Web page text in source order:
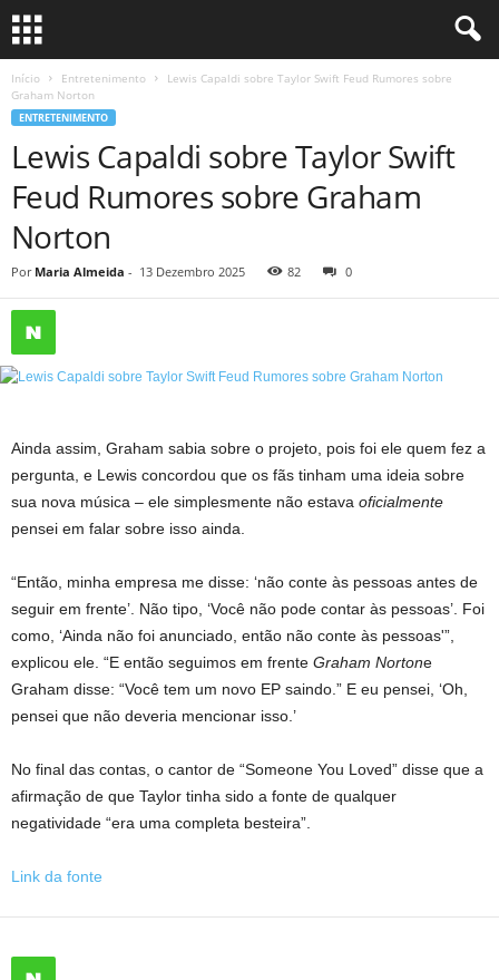
Início Entretenimento
Lewis Capaldi sobre Taylor Swift Feud Rumores sobre
Graham Norton
ENTRETENIMENTO
Lewis Capaldi sobre Taylor Swift
Feud Rumores sobre Graham
Norton
Por Maria Almeida - 13 Dezembro 2025 82 0
Ainda assim, Graham sabia sobre o projeto, pois foi ele quem fez a
pergunta, e Lewis concordou que os fãs tinham uma ideia sobre
sua nova música – ele simplesmente não estava oficialmente
pensei em falar sobre isso ainda.
“Então, minha empresa me disse: ‘não conte às pessoas antes de
seguir em frente’. Não tipo, ‘Você não pode contar às pessoas’. Foi
como, ‘Ainda não foi anunciado, então não conte às pessoas'”,
explicou ele. “E então seguimos em frente Graham Nortone
Graham disse: “Você tem um novo EP saindo.” E eu pensei, ‘Oh,
pensei que não deveria mencionar isso.’
No final das contas, o cantor de “Someone You Loved” disse que a
afirmação de que Taylor tinha sido a fonte de qualquer
negatividade “era uma completa besteira”.
Link da fonte